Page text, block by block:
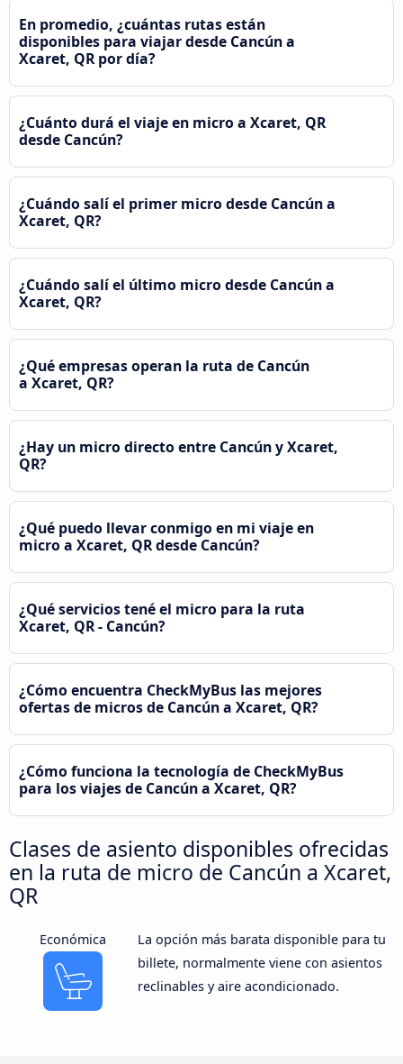
En promedio, ¿cuántas rutas están
disponibles para viajar desde Cancún a
Xcaret, QR por día?
¿Cuánto durá el viaje en micro a Xcaret, QR
desde Cancún?
¿Cuándo salí el primer micro desde Cancún a
Xcaret, QR?
¿Cuándo salí el último micro desde Cancún a
Xcaret, QR?
¿Qué empresas operan la ruta de Cancún
a Xcaret, QR?
¿Hay un micro directo entre Cancún y Xcaret,
QR?
¿Qué puedo llevar conmigo en mi viaje en
micro a Xcaret, QR desde Cancún?
¿Qué servicios tené el micro para la ruta
Xcaret, QR - Cancún?
¿Cómo encuentra CheckMyBus las mejores
ofertas de micros de Cancún a Xcaret, QR?
¿Cómo funciona la tecnología de CheckMyBus
para los viajes de Cancún a Xcaret, QR?
Clases de asiento disponibles ofrecidas
en la ruta de micro de Cancún a Xcaret,
QR
Económica
La opción más barata disponible para tu
billete, normalmente viene con asientos
reclinables y aire acondicionado.